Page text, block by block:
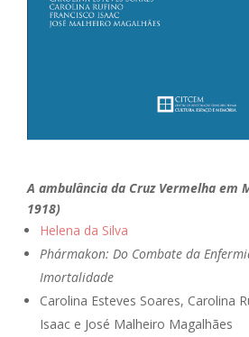
A ambulância da Cruz Vermelha em
1918)
Helena da Silva
Phármakon: Do Combate da
Imortalidade
Carolina Esteves Soares, Carolina
Isaac e José Malheiro Magalhães